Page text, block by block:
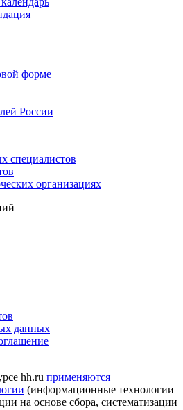
форме
России
специалистов
организациях
данных
hh.ru применяются
(информационные технологии
на основе сбора, систематизации